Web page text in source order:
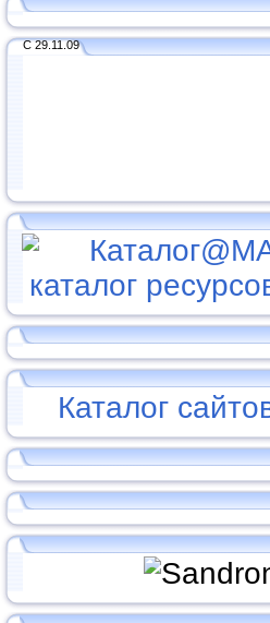
С 29.11.09
Каталог